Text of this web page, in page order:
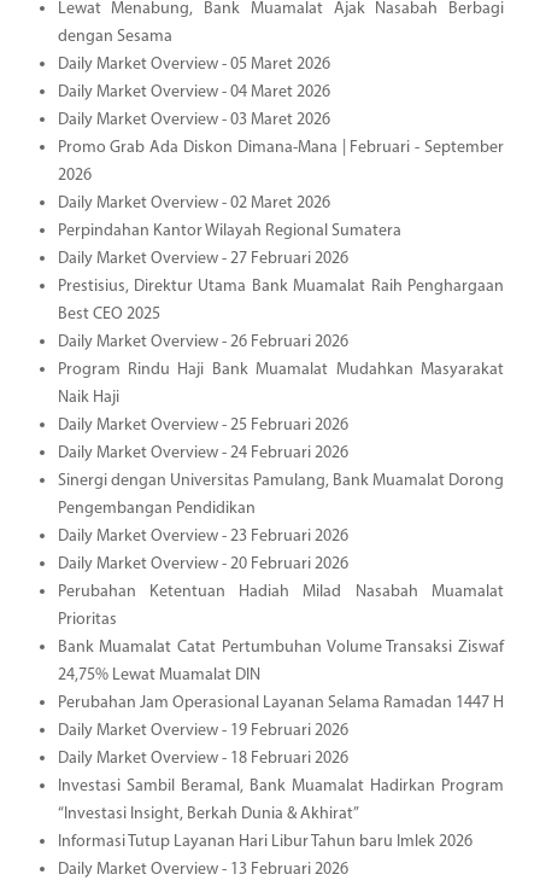
Lewat Menabung, Bank Muamalat Ajak Nasabah Berbagi
dengan Sesama
Daily Market Overview - 05 Maret 2026
Daily Market Overview - 04 Maret 2026
Daily Market Overview - 03 Maret 2026
Promo Grab Ada Diskon Dimana-Mana | Februari - September
2026
Daily Market Overview - 02 Maret 2026
Perpindahan Kantor Wilayah Regional Sumatera
Daily Market Overview - 27 Februari 2026
Prestisius, Direktur Utama Bank Muamalat Raih Penghargaan
Best CEO 2025
Daily Market Overview - 26 Februari 2026
Program Rindu Haji Bank Muamalat Mudahkan Masyarakat
Naik Haji
Daily Market Overview - 25 Februari 2026
Daily Market Overview - 24 Februari 2026
Sinergi dengan Universitas Pamulang, Bank Muamalat Dorong
Pengembangan Pendidikan
Daily Market Overview - 23 Februari 2026
Daily Market Overview - 20 Februari 2026
Perubahan Ketentuan Hadiah Milad Nasabah Muamalat
Prioritas
Bank Muamalat Catat Pertumbuhan Volume Transaksi Ziswaf
24,75% Lewat Muamalat DIN
Perubahan Jam Operasional Layanan Selama Ramadan 1447 H
Daily Market Overview - 19 Februari 2026
Daily Market Overview - 18 Februari 2026
Investasi Sambil Beramal, Bank Muamalat Hadirkan Program
“Investasi Insight, Berkah Dunia & Akhirat”
Informasi Tutup Layanan Hari Libur Tahun baru Imlek 2026
Daily Market Overview - 13 Februari 2026